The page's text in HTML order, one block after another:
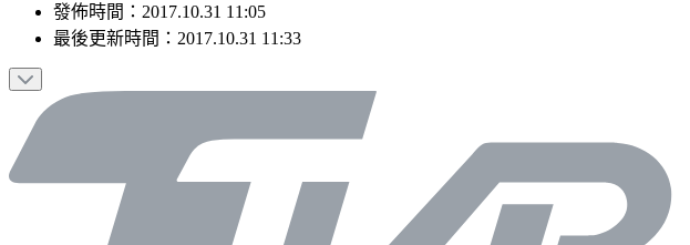
發佈時間： 2017.10.31 11:05
最後更新時間： 2017.10.31 11:33